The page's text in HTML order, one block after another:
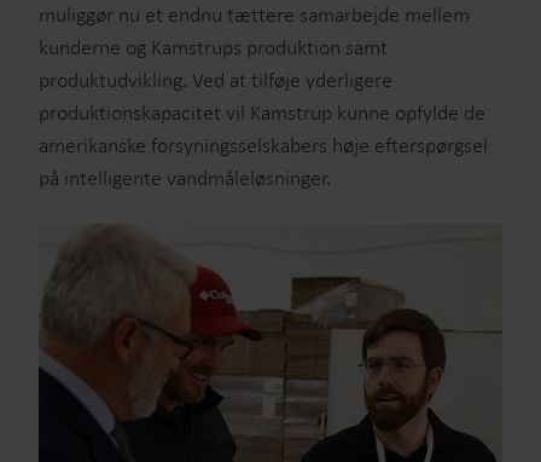
muliggør nu et endnu tættere samarbejde mellem
kunderne og Kamstrups produktion samt
produktudvikling. Ved at tilføje yderligere
produktionskapacitet vil Kamstrup kunne opfylde de
amerikanske forsyningsselskabers høje efterspørgsel
på intelligente vandmåleløsninger.